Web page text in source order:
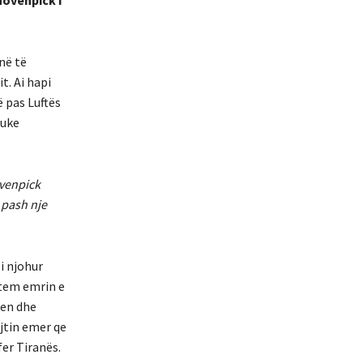
të
Ai hapi
Luftës
nje
njohur
emrin e
dhe
emer qe
Tiranës.